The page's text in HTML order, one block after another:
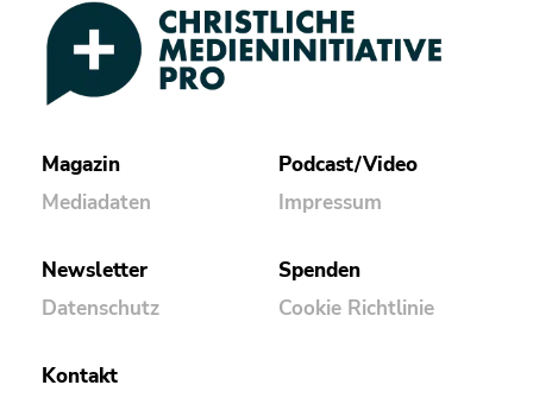
Magazin
Mediadaten
Podcast/Video
Impressum
Newsletter
Datenschutz
Spenden
Cookie Richtlinie
Kontakt